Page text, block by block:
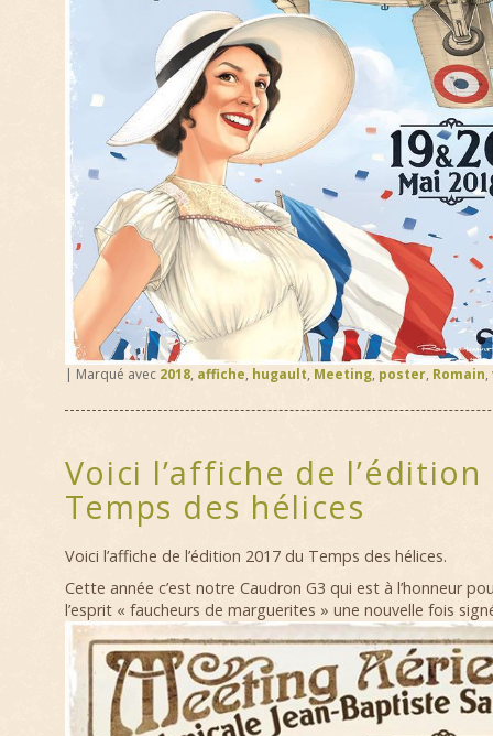
| Marqué avec 2018, affiche, hugault, Meeting, poster, Romain,
Voici l’affiche de l’édition
Temps des hélices
Voici l’affiche de l’édition 2017 du Temps des hélices.
Cette année c’est notre Caudron G3 qui est à l’honneur
l’esprit « faucheurs de marguerites » une nouvelle fois